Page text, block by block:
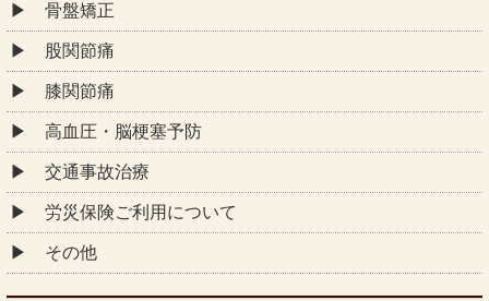
骨盤矯正
股関節痛
膝関節痛
高血圧・脳梗塞予防
交通事故治療
労災保険ご利用について
その他